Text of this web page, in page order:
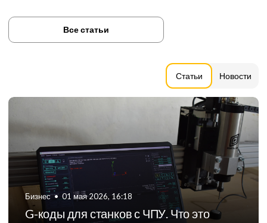
Статьи Новости
Все статьи
Бизнес • 01 мая 2026, 16:18
G-коды для станков с ЧПУ. Что это